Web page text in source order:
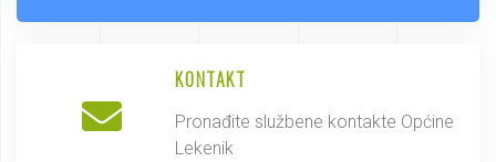
KONTAKT
Pronađite službene kontakte Općine
Lekenik